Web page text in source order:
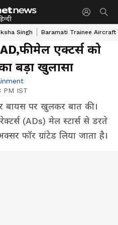
Singh Baramati Trainee Aircraft
एक्टर्स को
बड़ा खुलासा
PM IST
बायस पर खुलकर बात की।
(ADs) मेल स्टार्स से डरते
फॉर ग्रांटेड लिया जाता है।